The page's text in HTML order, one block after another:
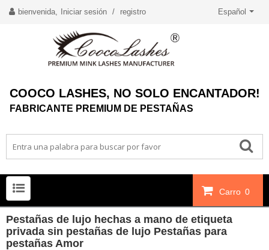
bienvenida, Iniciar sesión / registro Español
COOCO LASHES, NO SOLO ENCANTADOR!
FABRICANTE PREMIUM DE PESTAÑAS
Carro 0
Pestañas de lujo hechas a mano de etiqueta
privada sin pestañas de lujo Pestañas para
pestañas Amor